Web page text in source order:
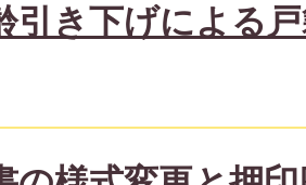
引き下げによる